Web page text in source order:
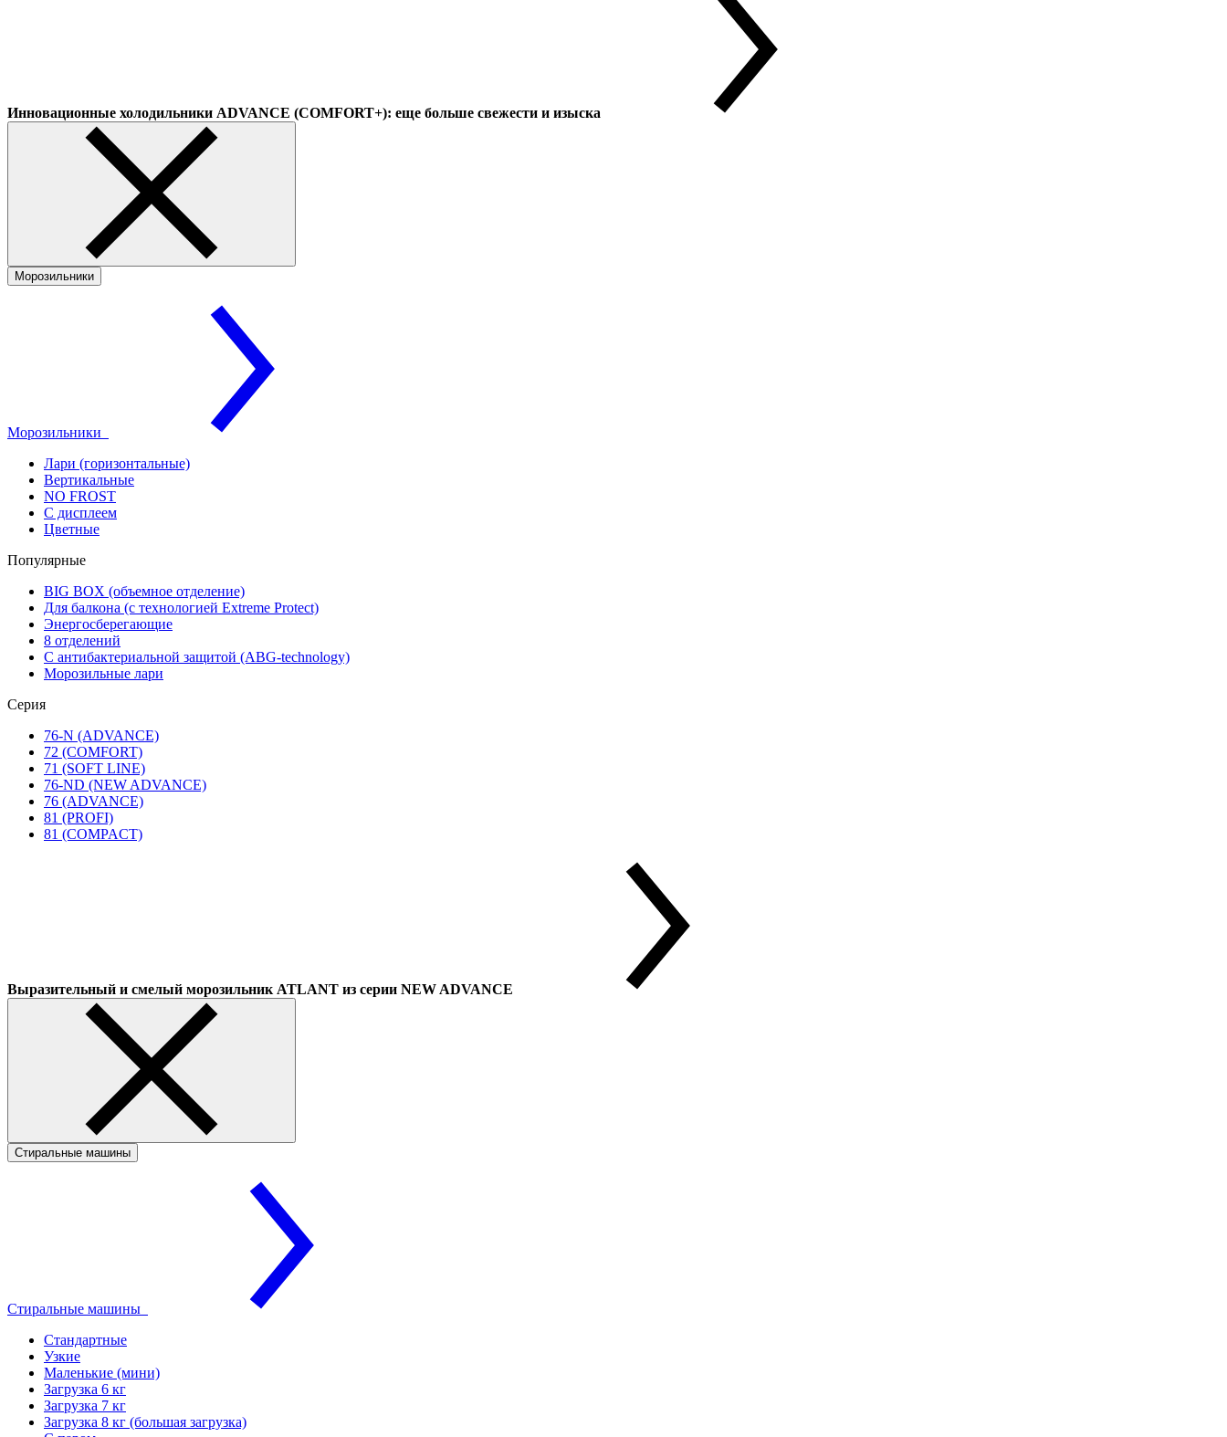
Инновационные холодильники ADVANCE (COMFORT+): еще больше свежести и изыска
Морозильники
Морозильники
Лари (горизонтальные)
Вертикальные
NO FROST
С дисплеем
Цветные
Популярные
BIG BOX (объемное отделение)
Для балкона (с технологией Extreme Protect)
Энергосберегающие
8 отделений
С антибактериальной защитой (ABG-technology)
Морозильные лари
Серия
76-N (ADVANCE)
72 (COMFORT)
71 (SOFT LINE)
76-ND (NEW ADVANCE)
76 (ADVANCE)
81 (PROFI)
81 (COMPACT)
Выразительный и смелый морозильник ATLANT из серии NEW ADVANCE
Стиральные машины
Стиральные машины
Стандартные
Узкие
Маленькие (мини)
Загрузка 6 кг
Загрузка 7 кг
Загрузка 8 кг (большая загрузка)